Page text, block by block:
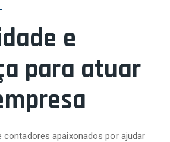
e
para atuar
contadores apaixonados por ajudar